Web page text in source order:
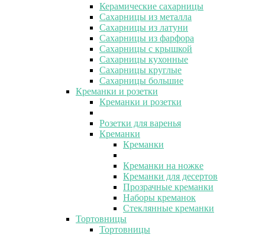
Керамические сахарницы
Сахарницы из металла
Сахарницы из латуни
Сахарницы из фарфора
Сахарницы с крышкой
Сахарницы кухонные
Сахарницы круглые
Сахарницы большие
Креманки и розетки
Креманки и розетки
Розетки для варенья
Креманки
Креманки
Креманки на ножке
Креманки для десертов
Прозрачные креманки
Наборы креманок
Стеклянные креманки
Тортовницы
Тортовницы